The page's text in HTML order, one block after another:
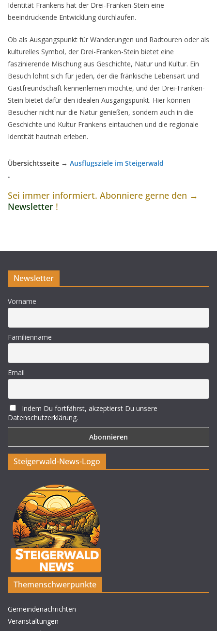
Identität Frankens hat der Drei-Franken-Stein eine
beeindruckende Entwicklung durchlaufen.
Ob als Ausgangspunkt für Wanderungen und Radtouren oder als
kulturelles Symbol, der Drei-Franken-Stein bietet eine
faszinierende Mischung aus Geschichte, Natur und Kultur. Ein
Besuch lohnt sich für jeden, der die fränkische Lebensart und
Gastfreundschaft kennenlernen möchte, und der Drei-Franken-
Stein bietet dafür den idealen Ausgangspunkt. Hier können
Besucher nicht nur die Natur genießen, sondern auch in die
Geschichte und Kultur Frankens eintauchen und die regionale
Identität hautnah erleben.
Übersichtsseite → Ausflugsziele im Steigerwald
.
Sei immer informiert. Abonniere gerne den →
Newsletter !
Newsletter
Vorname
Familienname
Email
Indem Du fortfährst, akzeptierst Du unsere
Datenschutzerklärung.
Steigerwald-News-Logo
Themenschwerpunkte
Gemeindenachrichten
Veranstaltungen